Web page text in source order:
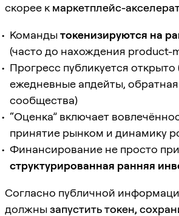
скорее к маркетплейс-
Командытокенизируются на
(часто до нахождения product-
Прогресс публикуется
ежедневные апдейты, обратная
сообщества)
“Оценка” включает
принятие рынком и динамику
Финансирование не просто
структурированная ранняя
Согласно публичной
должнызапустить токен,